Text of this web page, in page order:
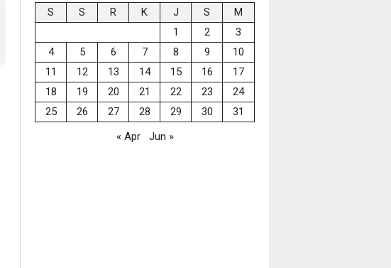
S S R K J S
M
1
2
3
4
5 6 7 8 9
10
11
12 13 14 15 16
17
18
19 20 21 22 23
24
25
26 27 28 29 30
31
« Apr
Jun »